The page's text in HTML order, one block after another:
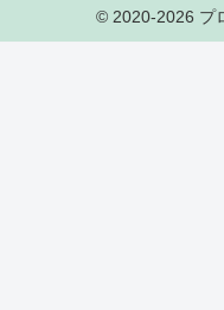
© 2020-2026 プ